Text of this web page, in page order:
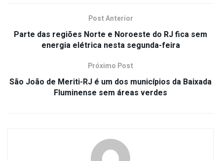
Post Anterior
Parte das regiões Norte e Noroeste do RJ fica sem
energia elétrica nesta segunda-feira
Próximo Post
São João de Meriti-RJ é um dos municípios da Baixada
Fluminense sem áreas verdes